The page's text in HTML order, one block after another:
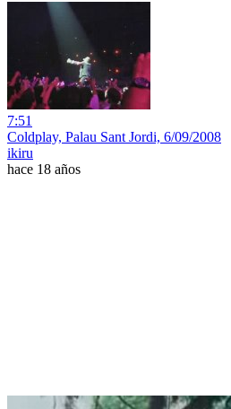
7:51
Coldplay, Palau Sant Jordi, 6/09/2008
ikiru
hace 18 años